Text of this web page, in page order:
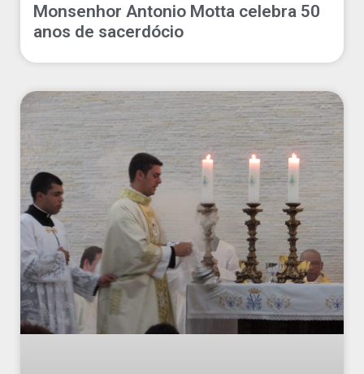
Monsenhor Antonio Motta celebra 50
anos de sacerdócio